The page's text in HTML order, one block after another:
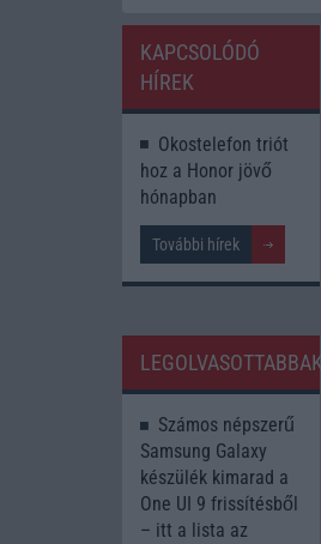
KAPCSOLÓDÓ
HÍREK
Okostelefon triót
hoz a Honor jövő
hónapban
További hírek
LEGOLVASOTTABBAK
Számos népszerű
Samsung Galaxy
készülék kimarad a
One UI 9 frissítésből
– itt a lista az